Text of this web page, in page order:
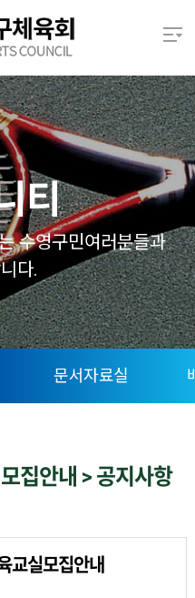
티
수영구민여러분들과
다.
문서자료실
집안내 > 공지사항
교실모집안내